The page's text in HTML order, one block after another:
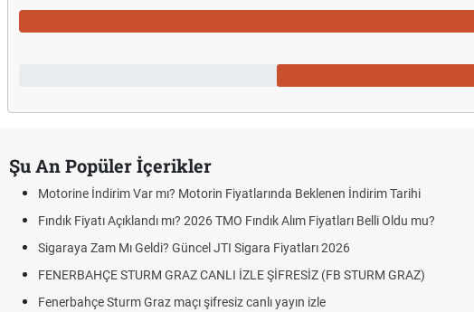
Şu An Popüler İçerikler
Motorine İndirim Var mı? Motorin Fiyatlarında Beklenen İndirim Tarihi
Fındık Fiyatı Açıklandı mı? 2026 TMO Fındık Alım Fiyatları Belli Oldu mu?
Sigaraya Zam Mı Geldi? Güncel JTI Sigara Fiyatları 2026
FENERBAHÇE STURM GRAZ CANLI İZLE ŞİFRESİZ (FB STURM GRAZ)
Fenerbahçe Sturm Graz maçı şifresiz canlı yayın izle